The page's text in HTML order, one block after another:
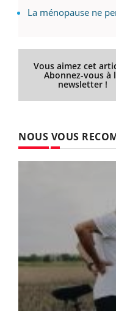
La ménopause ne
Vous aimez cet
Abonnez-vous à
newsletter !
NOUS VOUS